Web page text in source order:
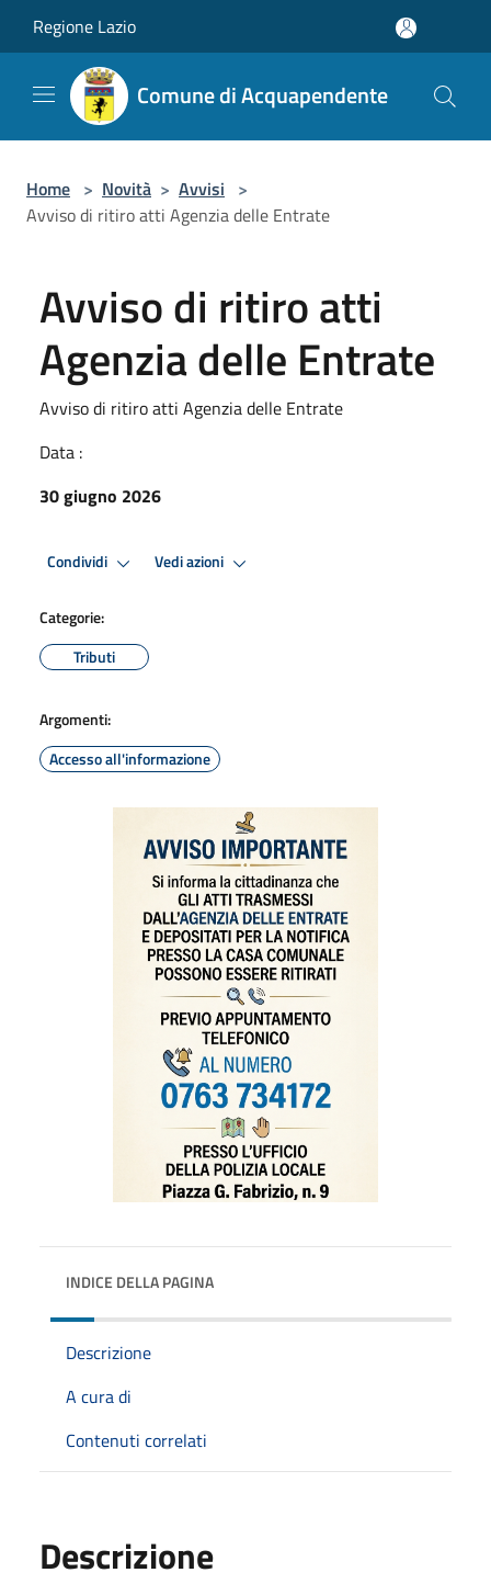
Regione Lazio
Comune di Acquapendente
Home > Novità > Avvisi >
Avviso di ritiro atti Agenzia delle Entrate
Avviso di ritiro atti
Agenzia delle Entrate
Avviso di ritiro atti Agenzia delle Entrate
Data :
30 giugno 2026
Condividi Vedi azioni
Categorie:
Tributi
Argomenti:
Accesso all'informazione
INDICE DELLA PAGINA
Descrizione
A cura di
Contenuti correlati
Descrizione